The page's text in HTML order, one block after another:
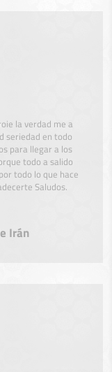
la verdad me a
seriedad en todo
para llegar a los
todo a salido
todo lo que hace
Saludos.
Irán